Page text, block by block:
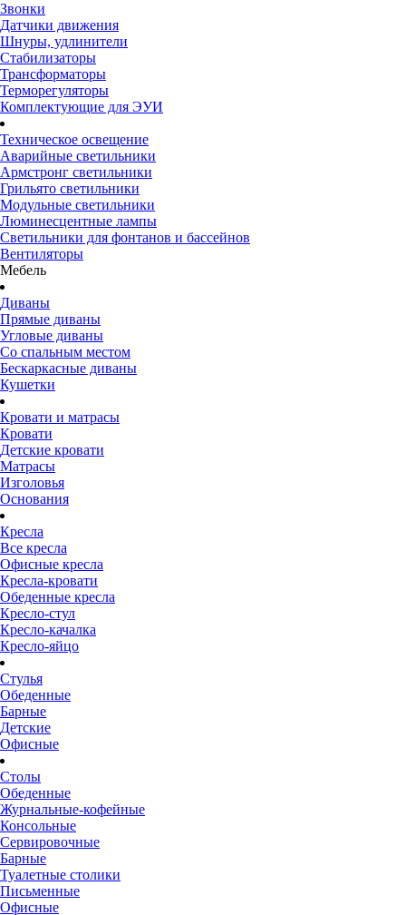
Звонки
Датчики движения
Шнуры, удлинители
Стабилизаторы
Трансформаторы
Терморегуляторы
Комплектующие для ЭУИ
Техническое освещение
Аварийные светильники
Армстронг светильники
Грильято светильники
Модульные светильники
Люминесцентные лампы
Светильники для фонтанов и бассейнов
Вентиляторы
Мебель
Диваны
Прямые диваны
Угловые диваны
Со спальным местом
Бескаркасные диваны
Кушетки
Кровати и матрасы
Кровати
Детские кровати
Матрасы
Изголовья
Основания
Кресла
Все кресла
Офисные кресла
Кресла-кровати
Обеденные кресла
Кресло-стул
Кресло-качалка
Кресло-яйцо
Стулья
Обеденные
Барные
Детские
Офисные
Столы
Обеденные
Журнальные-кофейные
Консольные
Сервировочные
Барные
Туалетные столики
Письменные
Офисные